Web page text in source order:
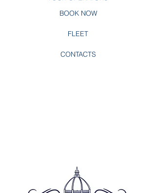
BOOK NOW
FLEET
CONTACTS